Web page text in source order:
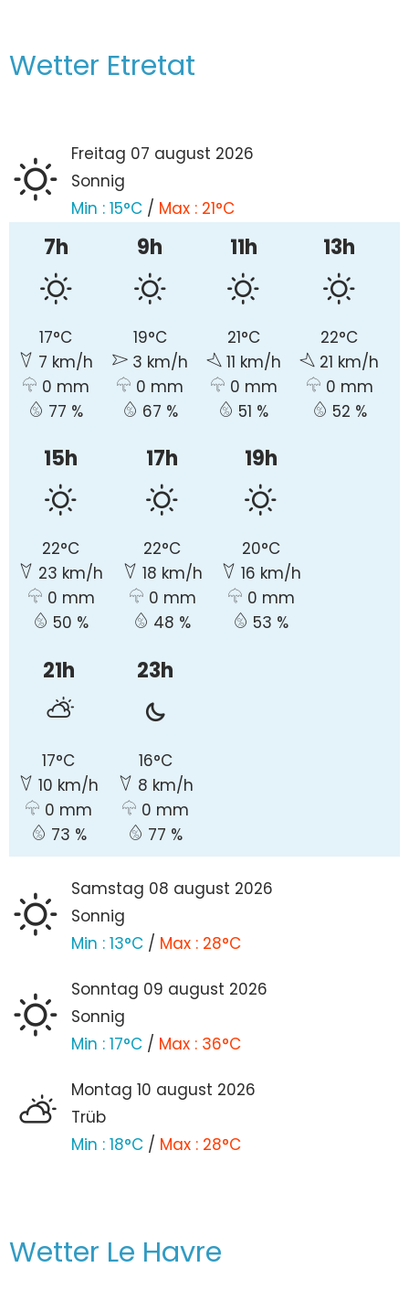
Wetter Etretat
freitag 07 august 2026
Sonnig
Min : 15°C / Max : 21°C
7h
17°C
7 km/h
0 mm
77 %
9h
19°C
3 km/h
0 mm
67 %
11h
21°C
11 km/h
0 mm
51 %
13h
22°C
21 km/h
0 mm
52 %
15h
22°C
23 km/h
0 mm
50 %
17h
22°C
18 km/h
0 mm
48 %
19h
20°C
16 km/h
0 mm
53 %
21h
17°C
10 km/h
0 mm
73 %
23h
16°C
8 km/h
0 mm
77 %
samstag 08 august 2026
Sonnig
Min : 13°C / Max : 28°C
sonntag 09 august 2026
Sonnig
Min : 17°C / Max : 36°C
montag 10 august 2026
Trüb
Min : 18°C / Max : 28°C
Wetter Le Havre